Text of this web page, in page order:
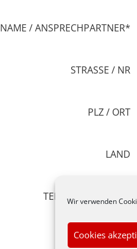
Wir verwenden
Cookies
NAME / ANSPRECHPARTNER*
STRASSE / NR
PLZ / ORT
LAND
TELEFONNUMMER
E-MAIL*